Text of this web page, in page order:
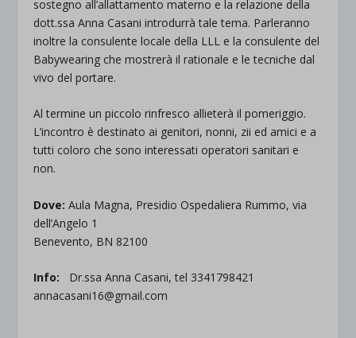
sostegno all’allattamento materno e la relazione della
dott.ssa Anna Casani introdurrà tale tema. Parleranno
inoltre la consulente locale della LLL e la consulente del
Babywearing che mostrerà il rationale e le tecniche dal
vivo del portare.
Al termine un piccolo rinfresco allieterà il pomeriggio.
L’incontro è destinato ai genitori, nonni, zii ed amici e a
tutti coloro che sono interessati operatori sanitari e
non.
Dove: Aula Magna, Presidio Ospedaliera Rummo, via
dell’Angelo 1
Benevento, BN 82100
Info:
Dr.ssa Anna Casani, tel 3341798421
annacasani16@gmail.com